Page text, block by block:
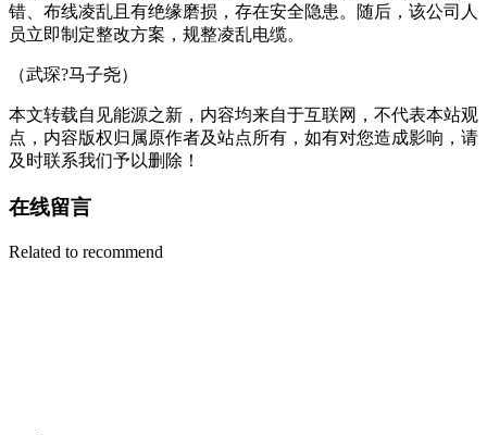
错、布线凌乱且有绝缘磨损，存在安全隐患。随后，该公司人
员立即制定整改方案，规整凌乱电缆。
（武琛?马子尧）
本文转载自见能源之新，内容均来自于互联网，不代表本站观
点，内容版权归属原作者及站点所有，如有对您造成影响，请
及时联系我们予以删除！
在线留言
Related to recommend